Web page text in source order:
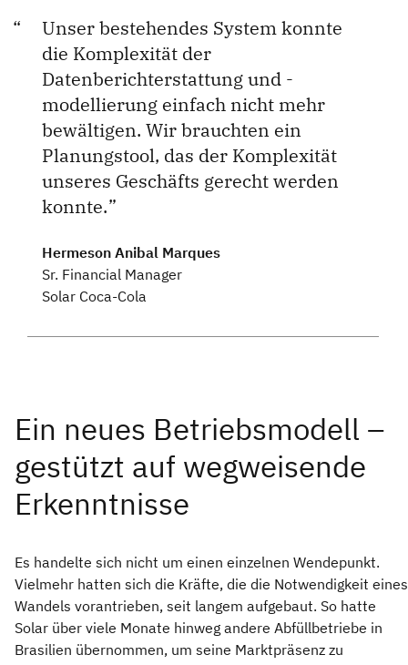
Unser bestehendes System konnte
die Komplexität der
Datenberichterstattung und -
modellierung einfach nicht mehr
bewältigen. Wir brauchten ein
Planungstool, das der Komplexität
unseres Geschäfts gerecht werden
konnte.
Hermeson Anibal Marques
Sr. Financial Manager
Solar Coca-Cola
Es handelte sich nicht um einen einzelnen Wendepunkt.
Vielmehr hatten sich die Kräfte, die die Notwendigkeit eines
Wandels vorantrieben, seit langem aufgebaut. So hatte
Solar über viele Monate hinweg andere Abfüllbetriebe in
Brasilien übernommen, um seine Marktpräsenz zu